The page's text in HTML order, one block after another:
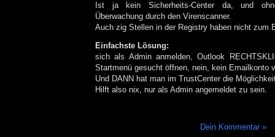
Ist ja kein Sicherheits-Center da, und
Überwachung durch den Virenscanner.
Auch zig Stellen in der Registry haben nicht zum
Einfachste Lösung:
sich als Admin anmelden, Outlook
Startmenü gesucht öffnen, nein, kein Emailkonto
Und DANN hat man im TrustCenter die
Hilft also nix, nur als Admin angemeldet zu sein.
Dein Kommentar »